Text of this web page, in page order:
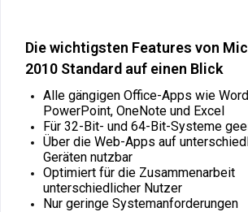
Die wichtigsten Features von
2010 Standard auf einen Blick
Alle gängigen Office-Apps wie
PowerPoint, OneNote und Excel
Für 32-Bit- und 64-Bit-Systeme
Über die Web-Apps auf
Geräten nutzbar
Optimiert für die Zusammenarbeit
unterschiedlicher Nutzer
Nur geringe Systemanforderungen